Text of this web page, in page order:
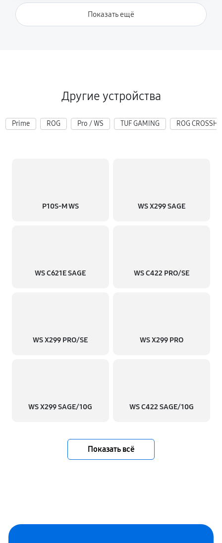
Показать ещё
Другие устройства
Prime ROG Pro / WS TUF GAMING ROG
P10S-M WS WS X299 SAGE
WS C621E SAGE WS C422 PRO/SE
WS X299 PRO/SE WS X299 PRO
WS X299 SAGE/10G WS C422 SAGE/10G
Показать всё